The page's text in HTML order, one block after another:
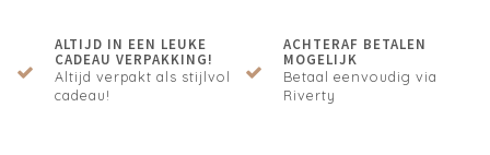
ALTIJD IN EEN LEUKE
CADEAU VERPAKKING!
Altijd verpakt als stijlvol
cadeau!
ACHTERAF BETALEN
MOGELIJK
Betaal eenvoudig via
Riverty